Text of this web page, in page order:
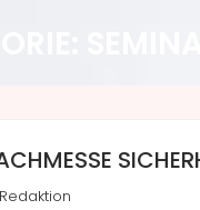
Redaktion